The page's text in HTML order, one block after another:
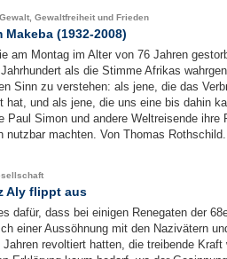
Gewaltfreiheit und Frieden
(1932-2008)
am Montag im Alter von 76 Jahren
als die Stimme Afrikas
Sinn zu verstehen: als jene, die das
hat, und als jene, die uns eine bis dahin
Paul Simon und andere Weltreisende ihre
nutzbar machten. Von Thomas Rothschild.
Aly flippt aus
dafür, dass bei einigen Renegaten der
einer Aussöhnung mit den Nazivätern
revoltiert hatten, die treibende Kraft